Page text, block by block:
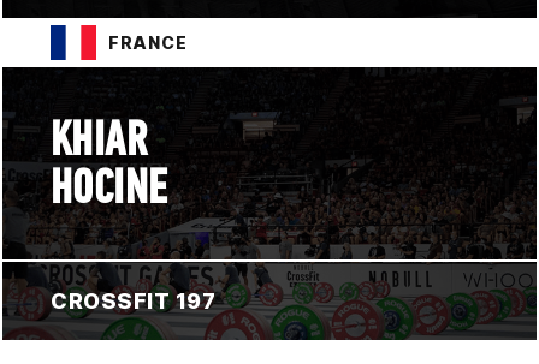
FRANCE
KHIAR
HOCINE
CROSSFIT 197